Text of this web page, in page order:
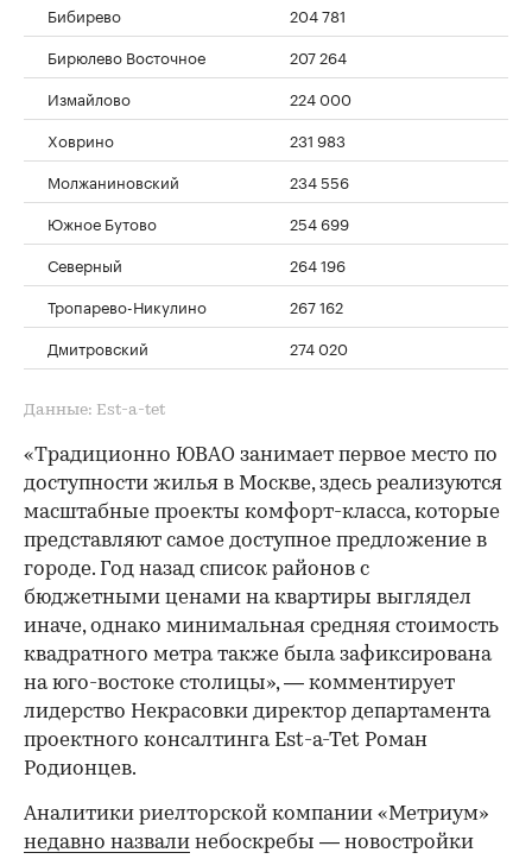
Бибирево
204 781
Бирюлево Восточное
207 264
Измайлово
224 000
Ховрино
231 983
Молжаниновский
234 556
Южное Бутово
254 699
Северный
264 196
Тропарево-Никулино
267 162
Дмитровский
274 020
Данные: Est-a-tet
«Традиционно ЮВАО занимает первое место по
доступности жилья в Москве, здесь реализуются
масштабные проекты комфорт-класса, которые
представляют самое доступное предложение в
городе. Год назад список районов с
бюджетными ценами на квартиры выглядел
иначе, однако минимальная средняя стоимость
квадратного метра также была зафиксирована
на юго-востоке столицы», — комментирует
лидерство Некрасовки директор департамента
проектного консалтинга Est-a-Tet Роман
Родионцев.
Аналитики риелторской компании «Метриум»
недавно назвали небоскребы — новостройки